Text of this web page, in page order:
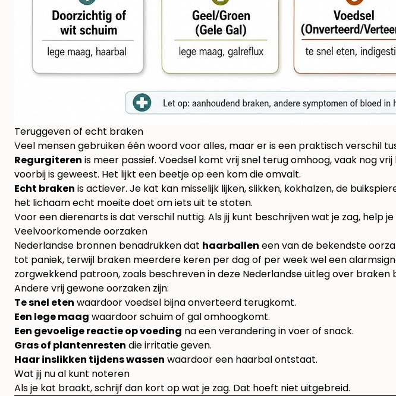
Teruggeven of echt braken
Veel mensen gebruiken één woord voor alles, maar er is een praktisch verschil
Regurgiteren is meer passief. Voedsel komt vrij snel terug omhoog, vaak nog
voorbij is geweest. Het lijkt een beetje op een kom die omvalt.
Echt braken is actiever. Je kat kan misselijk lijken, slikken, kokhalzen, de
het lichaam echt moeite doet om iets uit te stoten.
Voor een dierenarts is dat verschil nuttig. Als jij kunt beschrijven wat je zag, help
Veelvoorkomende oorzaken
Nederlandse bronnen benadrukken dat haarballen een van de bekendste
tot paniek, terwijl braken meerdere keren per dag of per week wel een
zorgwekkend patroon, zoals beschreven in deze Nederlandse uitleg over braken
Andere vrij gewone oorzaken zijn:
Te snel eten waardoor voedsel bijna onverteerd terugkomt.
Een lege maag waardoor schuim of gal omhoogkomt.
Een gevoelige reactie op voeding na een verandering in voer of snack.
Gras of plantenresten die irritatie geven.
Haar inslikken tijdens wassen waardoor een haarbal ontstaat.
Wat jij nu al kunt noteren
Als je kat braakt, schrijf dan kort op wat je zag. Dat hoeft niet uitgebreid.